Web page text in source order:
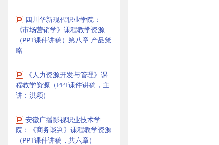
四川华新现代职业学院：
《市场营销学》课程教学资源
（PPT课件讲稿）第八章 产品策
略
《人力资源开发与管理》课
程教学资源（PPT课件讲稿，主
讲：洪颖）
安徽广播影视职业技术学
院：《商务谈判》课程教学资源
（PPT课件讲稿，共六章）